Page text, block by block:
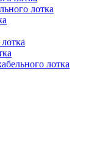
лотка
лотка